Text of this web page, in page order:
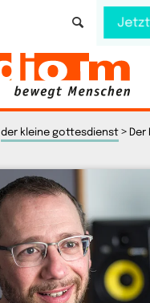
der kleine gottesdienst> Der